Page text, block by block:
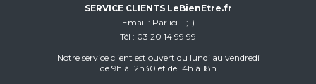
SERVICE CLIENTS LeBienEtre.fr
Email
Par ici... ;-)
Tél
03 20 14 99 99
Notre service client est ouvert du lundi au vendredi
de 9h à 12h30 et de 14h à 18h